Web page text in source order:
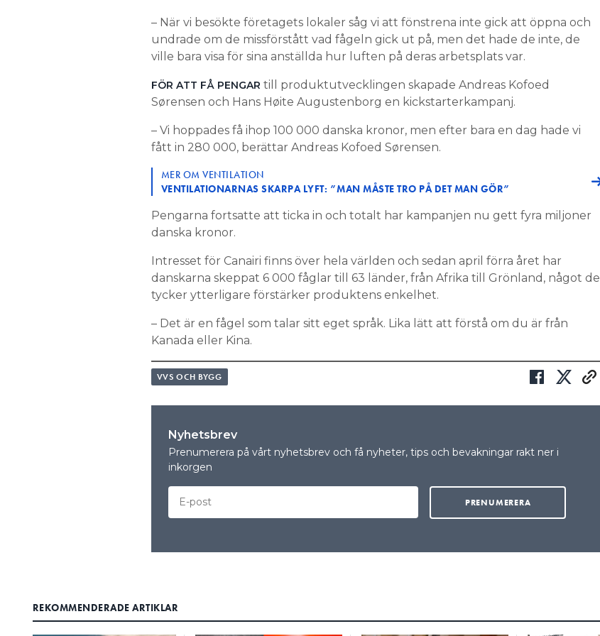
– När vi besökte företagets lokaler såg vi att fönstrena inte gick att öppna och
undrade om de missförstått vad fågeln gick ut på, men det hade de inte, de
ville bara visa för sina anställda hur luften på deras arbetsplats var.
FÖR ATT FÅ PENGAR till produktutvecklingen skapade Andreas Kofoed
Sørensen och Hans Høite Augustenborg en kickstarterkampanj.
– Vi hoppades få ihop 100 000 danska kronor, men efter bara en dag hade vi
fått in 280 000, berättar Andreas Kofoed Sørensen.
MER OM VENTILATION
VENTILATIONARNAS SKARPA LYFT: ”MAN MÅSTE TRO PÅ DET MAN GÖR”
Pengarna fortsatte att ticka in och totalt har kampanjen nu gett fyra miljoner
danska kronor.
Intresset för Canairi finns över hela världen och sedan april förra året har
danskarna skeppat 6 000 fåglar till 63 länder, från Afrika till Grönland, något de
tycker ytterligare förstärker produktens enkelhet.
– Det är en fågel som talar sitt eget språk. Lika lätt att förstå om du är från
Kanada eller Kina.
VVS OCH BYGG
Nyhetsbrev
Prenumerera på vårt nyhetsbrev och få nyheter, tips och bevakningar rakt ner i
inkorgen
REKOMMENDERADE ARTIKLAR